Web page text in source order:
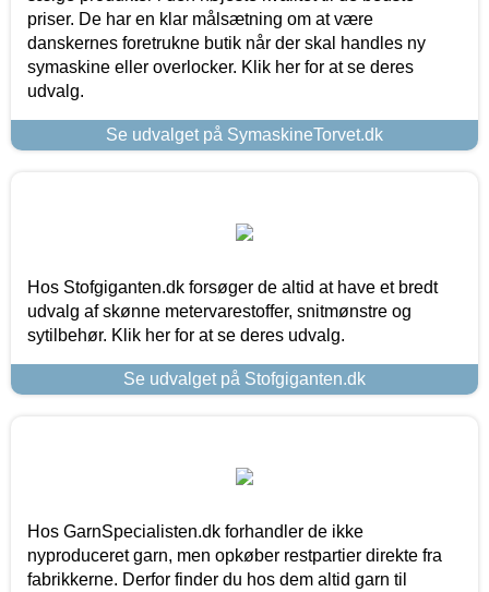
priser. De har en klar målsætning om at være
danskernes foretrukne butik når der skal handles ny
symaskine eller overlocker. Klik her for at se deres
udvalg.
Se udvalget på SymaskineTorvet.dk
Hos Stofgiganten.dk forsøger de altid at have et bredt
udvalg af skønne metervarestoffer, snitmønstre og
sytilbehør. Klik her for at se deres udvalg.
Se udvalget på Stofgiganten.dk
Hos GarnSpecialisten.dk forhandler de ikke
nyproduceret garn, men opkøber restpartier direkte fra
fabrikkerne. Derfor finder du hos dem altid garn til